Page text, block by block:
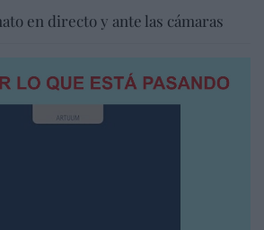
en directo y ante las cámaras